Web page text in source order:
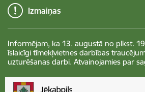
Izmaiņas
Informējam, ka 13. augustā no plkst.
īslaicīgi tīmekļvietnes darbības
uzturēšanas darbi. Atvainojamies par